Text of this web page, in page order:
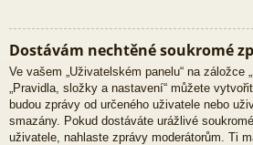
Dostávám nechtěné soukromé
Ve vašem „Uživatelském panelu“ na záložce
„Pravidla, složky a nastavení“ můžete
budou zprávy od určeného uživatele nebo
smazány. Pokud dostáváte urážlivé
uživatele, nahlaste zprávy moderátorům. Ti